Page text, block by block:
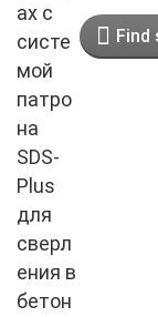
ах с
систе
мой
патро
на
SDS-
Plus
для
сверл
ения в
бетон
Find